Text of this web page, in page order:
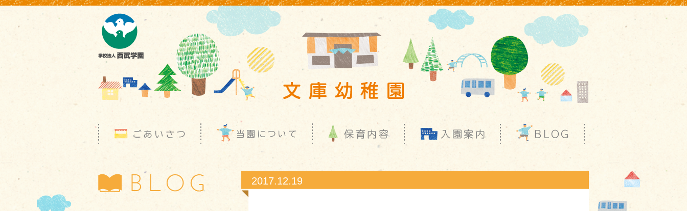
2017.12.19